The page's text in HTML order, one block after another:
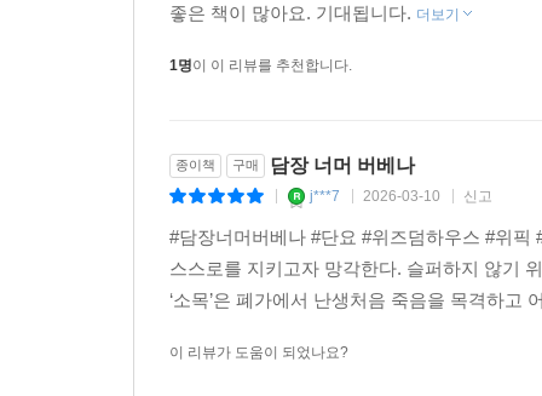
래."라고 쓰여있네요. 요즘에 기억이나 시간
종이책 구매 담장 너머 버베나
j***7 | 2026-03-10 | 신고
#담장너머버베나 #단요 #위즈덤하우스 #위
스스로를 지키고자 망각한다. 슬퍼하지 않기